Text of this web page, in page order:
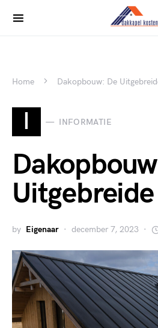
Home Dakopbouw: De
I INFORMATIE
by Eigenaar december 7, 2023